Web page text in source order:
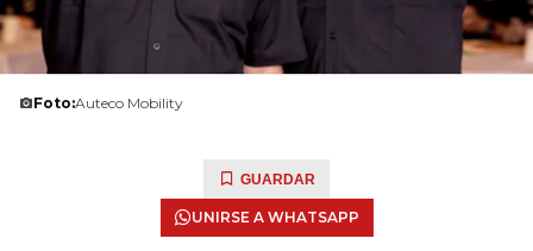
Foto:Auteco Mobility
GUARDAR
UNIRSE A WHATSAPP